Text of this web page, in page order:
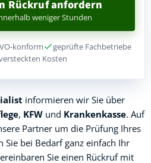
Rückruf anfordern
weniger Stunden
konform
geprüfte Fachbetriebe
Kosten
informieren wir Sie über
, KFWund Krankenkasse. Auf
Partner um die Prüfung Ihres
Sie bei Bedarf ganz einfach Ihr
Sie einen Rückruf mit